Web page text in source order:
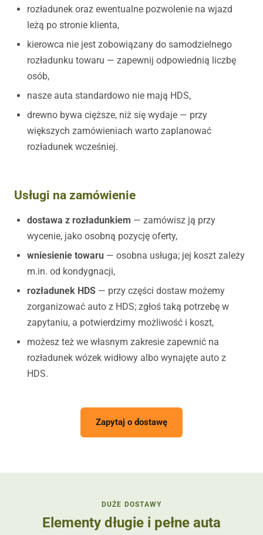
rozładunek oraz ewentualne pozwolenie na wjazd
leżą po stronie klienta,
kierowca nie jest zobowiązany do samodzielnego
rozładunku towaru — zapewnij odpowiednią liczbę
osób,
nasze auta standardowo nie mają HDS,
drewno bywa cięższe, niż się wydaje — przy
większych zamówieniach warto zaplanować
rozładunek wcześniej.
Usługi na zamówienie
dostawa z rozładunkiem — zamówisz ją przy
wycenie, jako osobną pozycję oferty,
wniesienie towaru — osobna usługa; jej koszt zależy
m.in. od kondygnacji,
rozładunek HDS — przy części dostaw możemy
zorganizować auto z HDS; zgłoś taką potrzebę w
zapytaniu, a potwierdzimy możliwość i koszt,
możesz też we własnym zakresie zapewnić na
rozładunek wózek widłowy albo wynajęte auto z
HDS.
Zapytaj o dostawę
DUŻE DOSTAWY
Elementy długie i pełne auta